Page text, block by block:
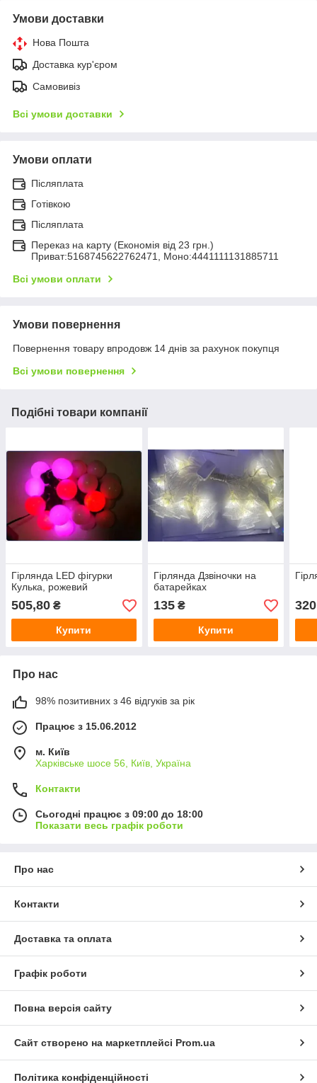
Умови доставки
Нова Пошта
Доставка кур'єром
Самовивіз
Всі умови доставки
Умови оплати
Післяплата
Готівкою
Післяплата
Переказ на карту (Економія від 23 грн.)
Приват:5168745622762471, Моно:4441111131885711
Всі умови оплати
Умови повернення
Повернення товару впродовж 14 днів за рахунок покупця
Всі умови повернення
Подібні товари компанії
Гірлянда LED фігурки
Кулька, рожевий
505,80 ₴
Купити
Гірлянда Дзвіночки на
батарейках
135₴
Купити
320
Про нас
98% позитивних з 46 відгуків за рік
Працює з 15.06.2012
м. Київ
Харківське шосе 56, Київ, Україна
Контакти
Сьогодні працює з 09:00 до 18:00
Показати весь графік роботи
Про нас
Контакти
Доставка та оплата
Графік роботи
Повна версія сайту
Сайт створено на маркетплейсі Prom.ua
Політика конфіденційності